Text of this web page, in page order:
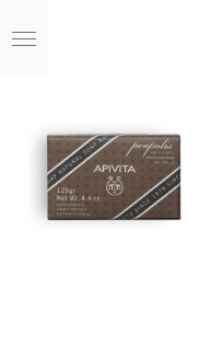
direct